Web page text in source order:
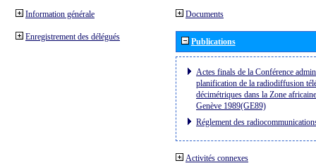
Information générale
Enregistrement des délégués
Documents
Publications
Actes finals de la Conférence
planification de la radiodiffusion
décimétriques dans la Zone
Genève 1989(GE89)
Réglement des
Activités connexes